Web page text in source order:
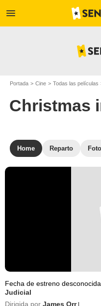
menu
Portada Cine Todas las películas
Christmas
Home Reparto
Fecha de estreno desconocida
Judicial
Dirigida por James Orr